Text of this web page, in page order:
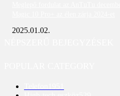
2025.01.02.